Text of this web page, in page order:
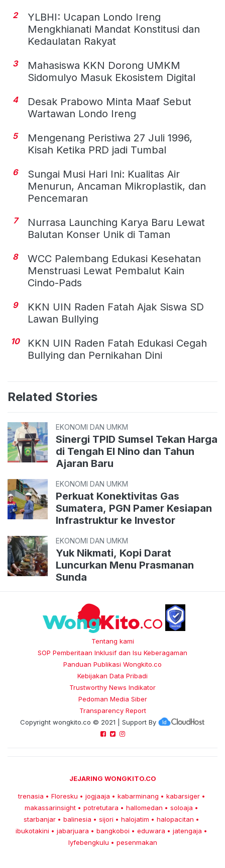
2
YLBHI: Ucapan Londo Ireng
Mengkhianati Mandat Konstitusi dan
Kedaulatan Rakyat
3
Mahasiswa KKN Dorong UMKM
Sidomulyo Masuk Ekosistem Digital
4
Desak Prabowo Minta Maaf Sebut
Wartawan Londo Ireng
5
Mengenang Peristiwa 27 Juli 1996,
Kisah Ketika PRD jadi Tumbal
6
Sungai Musi Hari Ini: Kualitas Air
Menurun, Ancaman Mikroplastik, dan
Pencemaran
7
Nurrasa Launching Karya Baru Lewat
Balutan Konser Unik di Taman
8
WCC Palembang Edukasi Kesehatan
Menstruasi Lewat Pembalut Kain
Cindo-Pads
9
KKN UIN Raden Fatah Ajak Siswa SD
Lawan Bullying
10
KKN UIN Raden Fatah Edukasi Cegah
Bullying dan Pernikahan Dini
Related Stories
EKONOMI DAN UMKM
Sinergi TPID Sumsel Tekan Harga
di Tengah El Nino dan Tahun
Ajaran Baru
EKONOMI DAN UMKM
Perkuat Konektivitas Gas
Sumatera, PGN Pamer Kesiapan
Infrastruktur ke Investor
EKONOMI DAN UMKM
Yuk Nikmati, Kopi Darat
Luncurkan Menu Prasmanan
Sunda
Tentang kami
SOP Pemberitaan Inklusif dan Isu Keberagaman
Panduan Publikasi Wongkito.co
Kebijakan Data Pribadi
Trustworthy News Indikator
Pedoman Media Siber
Transparency Report
Copyright wongkito.co © 2021 | Support By
JEJARING WONGKITO.CO
trenasia • Floresku • jogjaaja • kabarminang • kabarsiger •
makassarinsight • potretutara • hallomedan • soloaja •
starbanjar • balinesia • sijori • halojatim • halopacitan •
ibukotakini • jabarjuara • bangkoboi • eduwara • jatengaja •
lyfebengkulu • pesenmakan